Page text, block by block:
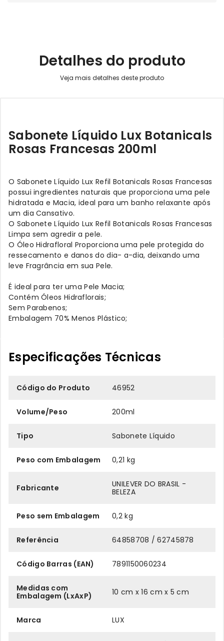
Detalhes do produto
Sabonete Líquido Lux Botanicals
Rosas Francesas 200ml
O Sabonete Líquido Lux Refil Botanicals Rosas Francesas
possui ingredientes naturais que proporciona uma pele
hidratada e Macia, ideal para um banho relaxante após
um dia Cansativo.
O Sabonete Líquido Lux Refil Botanicals Rosas Francesas
Limpa sem agredir a pele.
O Óleo Hidrafloral Proporciona uma pele protegida do
ressecamento e danos do dia- a-dia, deixando uma
leve Fragrância em sua Pele.
É ideal para ter uma Pele Macia;
Contém Óleos Hidraflorais;
Sem Parabenos;
Embalagem 70% Menos Plástico;
Especificações Técnicas
Código do Produto 46952
Volume/Peso 200ml
Tipo Sabonete Líquido
Peso com Embalagem 0,21 kg
Fabricante
UNILEVER DO BRASIL -
BELEZA
Peso sem Embalagem 0,2 kg
Referência 64858708 / 62745878
Código Barras (EAN) 7891150060234
Medidas com
Embalagem (LxAxP)
10 cm x 16 cm x 5 cm
Marca LUX